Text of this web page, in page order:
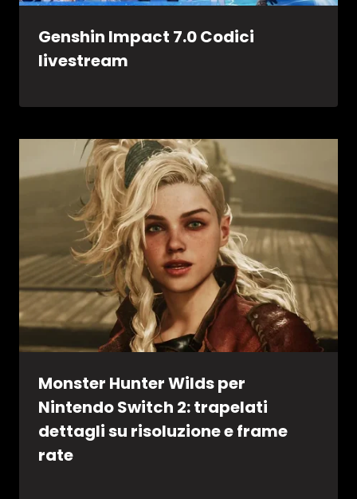
Genshin Impact 7.0 Codici
livestream
Monster Hunter Wilds per
Nintendo Switch 2: trapelati
dettagli su risoluzione e frame
rate